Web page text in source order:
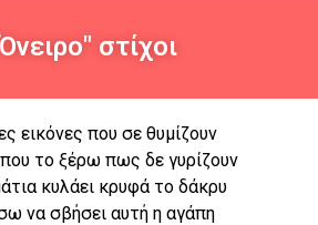
στίχοι
εικόνες που σε θυμίζουν
που το ξέρω πως δε γυρίζουν
κυλάει κρυφά το δάκρυ
να σβήσει αυτή η αγάπη